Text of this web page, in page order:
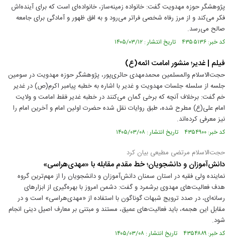
پژوهشگر حوزه مهدویت گفت: خانواده زمینه‌ساز، خانواده‌ای است که برای آینده‌اش
فکر می‌کند و از مرز رفاه شخصی فراتر می‌رود و به افق ظهور و آمادگی برای جامعه
صالح می‌رسد.
کد خبر: ۴۳۵۵۱۳۶ تاریخ انتشار : ۱۴۰۵/۰۳/۱۲
فیلم | غدیر؛ منشور امامت ائمه(ع)
حجت‌الاسلام والمسلمین محمدمهدی حائری‌پور، پژوهشگر حوزه مهدویت در سومین
جلسه از سلسله جلسات مهدویت و غدیر با اشاره به خطبه پیامبر اکرم(ص) در غدیر
خم گفت: برخلاف آنچه که برخی گمان می‌کنند در خطبه غدیر فقط امامت و ولایت
امام علی(ع) مطرح شده، طبق روایات نقل شده حضرت اولین امام و آخرین امام را
نیز معرفی کرده‌اند.
کد خبر: ۴۳۵۴۹۰۰ تاریخ انتشار : ۱۴۰۵/۰۳/۰۸
حجت‌الاسلام مرتضی مطیعی بیان کرد
دانش‌آموزان و دانشجویان؛ خط مقدم مقابله با «مهدی‌هراسی»
نماینده ولی‌ فقیه در استان سمنان دانش‌آموزان و دانشجویان را از مهم‌ترین گروه
هدف فعالیت‌های مهدوی برشمرد و گفت: دشمن امروز با بهره‌گیری از ابزارهای
رسانه‌ای، در صدد ترویج شبهات گوناگون با استفاده از «مهدی‌هراسی» است و در
مقابل این هجمه، باید فعالیت‌های عمیق، مستند و مبتنی بر معارف اصیل دینی انجام
شود.
کد خبر: ۴۳۵۴۸۸۹ تاریخ انتشار : ۱۴۰۵/۰۳/۰۸